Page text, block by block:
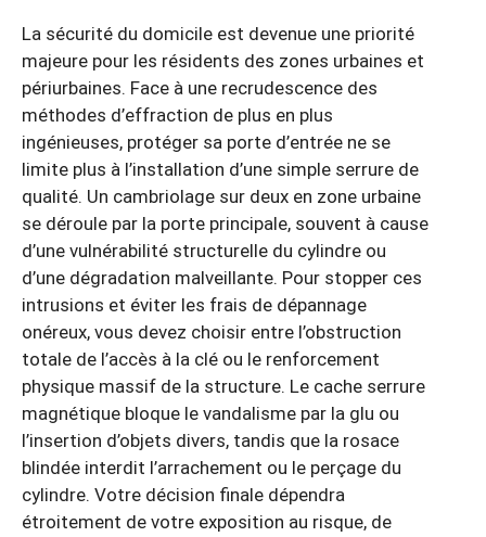
La sécurité du domicile est devenue une priorité
majeure pour les résidents des zones urbaines et
périurbaines. Face à une recrudescence des
méthodes d’effraction de plus en plus
ingénieuses, protéger sa porte d’entrée ne se
limite plus à l’installation d’une simple serrure de
qualité. Un cambriolage sur deux en zone urbaine
se déroule par la porte principale, souvent à cause
d’une vulnérabilité structurelle du cylindre ou
d’une dégradation malveillante. Pour stopper ces
intrusions et éviter les frais de dépannage
onéreux, vous devez choisir entre l’obstruction
totale de l’accès à la clé ou le renforcement
physique massif de la structure. Le cache serrure
magnétique bloque le vandalisme par la glu ou
l’insertion d’objets divers, tandis que la rosace
blindée interdit l’arrachement ou le perçage du
cylindre. Votre décision finale dépendra
étroitement de votre exposition au risque, de